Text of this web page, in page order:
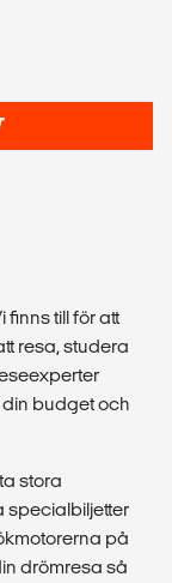
finns till för att
resa, studera
budget och
stora
specialbiljetter
på
drömresa så